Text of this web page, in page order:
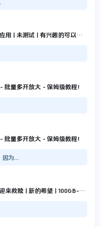
| 未测试 | 有兴趣的可以尝试一下
批量多开放大 - 保姆级教程!
批量多开放大 - 保姆级教程!
因为...
的希望 | 100GB-Outlook 和 5TB-OneDrive